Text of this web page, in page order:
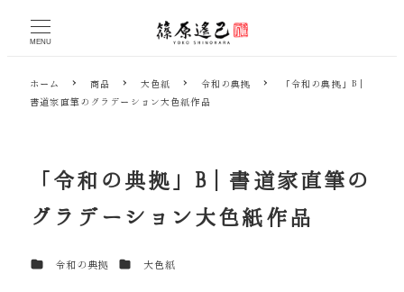
MENU
ホーム 商品 大色紙 令和の典拠
「令和の典拠」B｜
書道家直筆のグラデーション大色紙作品
「令和の典拠」B｜書道家直筆の
グラデーション大色紙作品
カテゴリー令和の典拠 カテゴリー
大色紙